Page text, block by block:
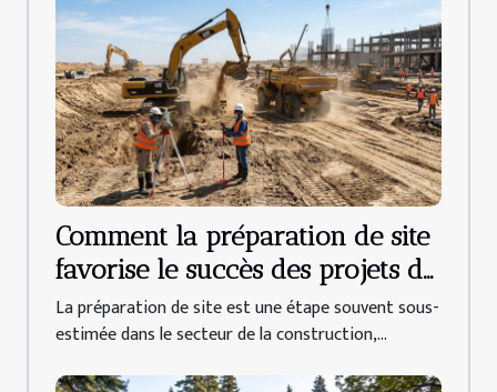
Comment la préparation de site
favorise le succès des projets de
construction ?
La préparation de site est une étape souvent sous-
estimée dans le secteur de la construction,...